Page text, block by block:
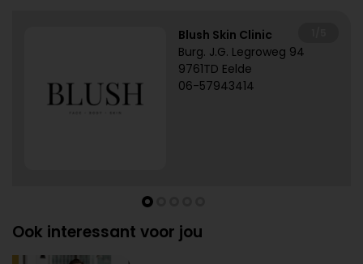
Blush Skin Clinic
Burg. J.G. Legroweg 94
9761TD Eelde
06-57943414
Ook interessant voor jou